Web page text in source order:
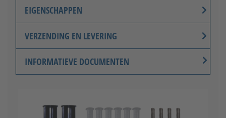
EIGENSCHAPPEN
VERZENDING EN LEVERING
INFORMATIEVE DOCUMENTEN